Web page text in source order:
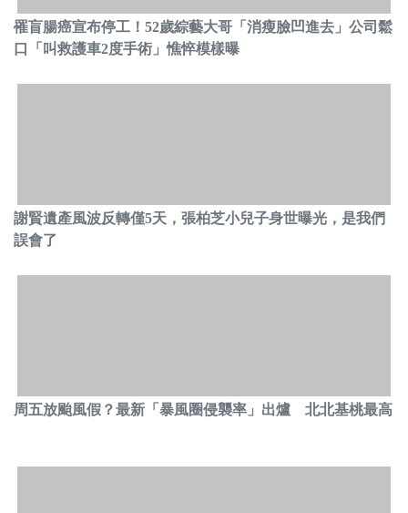
罹盲腸癌宣布停工！52歲綜藝大哥「消瘦臉凹進去」公司鬆
口「叫救護車2度手術」憔悴模樣曝
謝賢遺產風波反轉僅5天，張柏芝小兒子身世曝光，是我們
誤會了
周五放颱風假？最新「暴風圈侵襲率」出爐 北北基桃最高